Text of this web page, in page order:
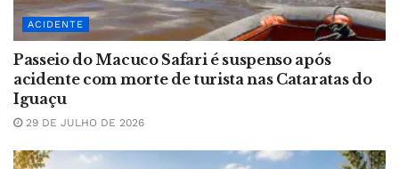
ACIDENTE
Passeio do Macuco Safari é suspenso após
acidente com morte de turista nas Cataratas do
Iguaçu
29 DE JULHO DE 2026